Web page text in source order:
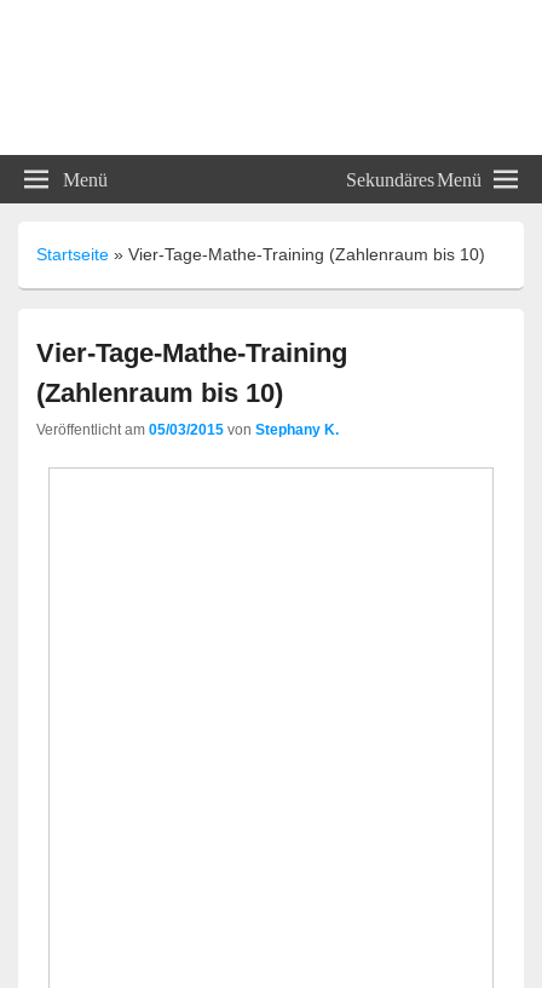
ABC und 123 Lehrmittel
Unterrichtsmaterialien
Menü Sekundäres Menü
Startseite » Vier-Tage-Mathe-Training (Zahlenraum bis 10)
Vier-Tage-Mathe-Training
(Zahlenraum bis 10)
Veröffentlicht am 05/03/2015 von Stephany K.